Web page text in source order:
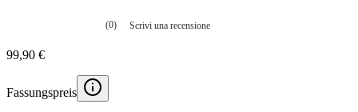
La
è
(0) Scrivi una recensione
99,90 €
Fassungspreis